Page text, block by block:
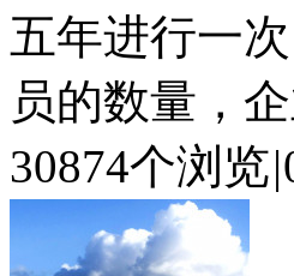
五年进行一
员的数量，
30874个浏览|